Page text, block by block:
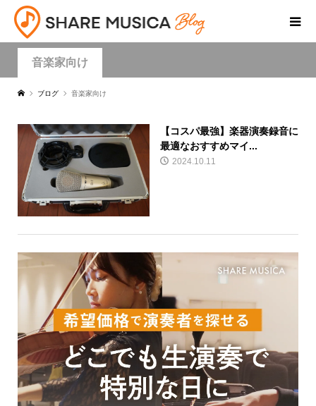
音楽家向け
ブログ 音楽家向け
【コスパ最強】楽器演奏録音に
最適なおすすめマイ...
2024.10.11